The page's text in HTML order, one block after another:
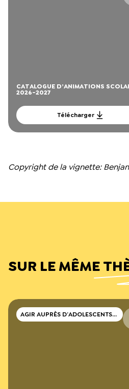
CATALOGUE D’ANIMATIONS
2026-2027
Télécharger
Copyright de la vignette:
SUR LE MÊME
AGIR AUPRÈS D’ADOLESCENTS
ET DE JEUNES ADULTES